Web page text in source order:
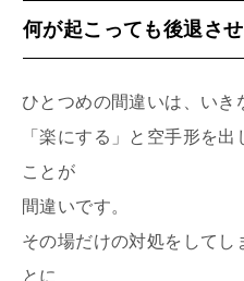
何が起こっても後退さ
ひとつめの間違いは、いき
「楽にする」と空手形を
ことが
間違いです。
その場だけの対処をしてし
とに